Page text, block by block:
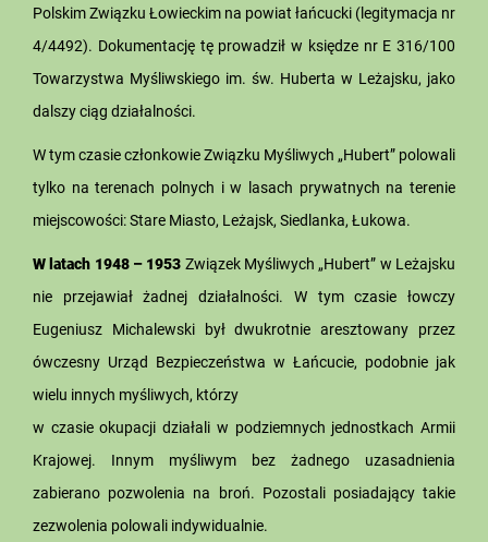
Polskim Związku Łowieckim na powiat łańcucki (legitymacja nr
4/4492). Dokumentację tę prowadził w księdze nr E 316/100
Towarzystwa Myśliwskiego im. św. Huberta w Leżajsku, jako
dalszy ciąg działalności.
W tym czasie członkowie Związku Myśliwych „Hubert” polowali
tylko na terenach polnych i w lasach prywatnych na terenie
miejscowości: Stare Miasto, Leżajsk, Siedlanka, Łukowa.
W latach 1948 – 1953 Związek Myśliwych „Hubert” w Leżajsku
nie przejawiał żadnej działalności. W tym czasie łowczy
Eugeniusz Michalewski był dwukrotnie aresztowany przez
ówczesny Urząd Bezpieczeństwa w Łańcucie, podobnie jak
wielu innych myśliwych, którzy
w czasie okupacji działali w podziemnych jednostkach Armii
Krajowej. Innym myśliwym bez żadnego uzasadnienia
zabierano pozwolenia na broń. Pozostali posiadający takie
zezwolenia polowali indywidualnie.